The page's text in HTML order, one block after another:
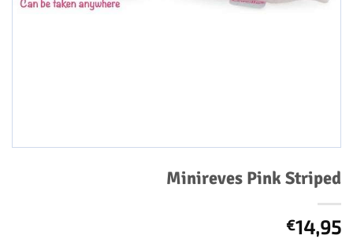
Minireves Pink Striped
€14,95